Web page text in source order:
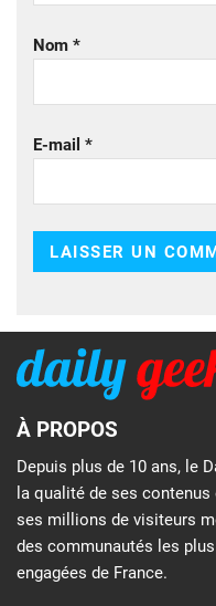
Nom *
E-mail *
À PROPOS
Depuis plus de 10 ans, le
la qualité de ses
ses millions de visiteurs
des communautés les
engagées de France.